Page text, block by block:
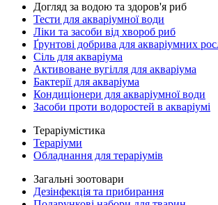
Догляд за водою та здоров'я риб
Тести для акваріумної води
Ліки та засоби від хвороб риб
Ґрунтові добрива для акваріумних
Сіль для акваріума
Активоване вугілля для акваріума
Бактерії для акваріума
Кондиціонери для акваріумної води
Засоби проти водоростей в акваріумі
Тераріумістика
Тераріуми
Обладнання для тераріумів
Загальні зоотовари
Дезінфекція та прибирання